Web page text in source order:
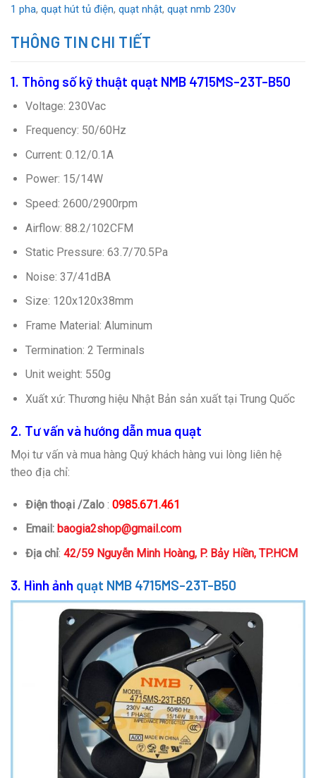
1 pha, quạt hút tủ điện, quạt nhật, quạt nmb 230v
THÔNG TIN CHI TIẾT
1. Thông số kỹ thuật quạt NMB 4715MS-23T-B50
Voltage: 230Vac
Frequency: 50/60Hz
Current: 0.12/0.1A
Power: 15/14W
Speed: 2600/2900rpm
Airflow: 88.2/102CFM
Static Pressure: 63.7/70.5Pa
Noise: 37/41dBA
Size: 120x120x38mm
Frame Material: Aluminum
Termination: 2 Terminals
Unit weight: 550g
Xuất xứ: Thương hiệu Nhật Bản sản xuất tại Trung Quốc
2. Tư vấn và hướng dẫn mua quạt
Mọi tư vấn và mua hàng Quý khách hàng vui lòng liên hệ
theo địa chỉ:
Điện thoại /Zalo: 0985.671.461
Email: baogia2shop@gmail.com
Địa chỉ: 42/59 Nguyễn Minh Hoàng, P. Bảy Hiền, TP.HCM
3. Hình ảnh quạt NMB 4715MS-23T-B50